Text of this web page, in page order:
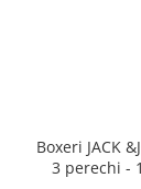
Boxeri JACK
3 perechi -